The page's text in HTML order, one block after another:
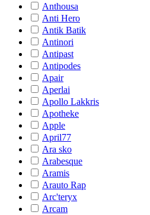
Anthousa
Anti Hero
Antik Batik
Antinori
Antipast
Antipodes
Apair
Aperlai
Apollo Lakkris
Apotheke
Apple
April77
Ara sko
Arabesque
Aramis
Arauto Rap
Arc'teryx
Arcam